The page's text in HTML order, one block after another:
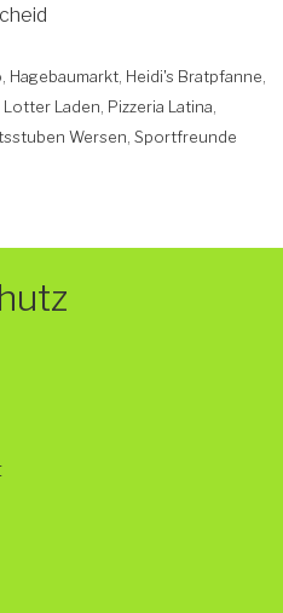
Hagebaumarkt, Heidi's Bratpfanne,
Laden, Pizzeria Latina,
Wersen, Sportfreunde